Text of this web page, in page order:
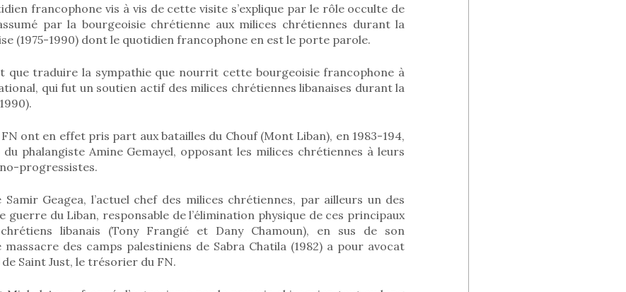
francophone vis à vis de cette visite s’explique par le rôle occulte de
par la bourgeoisie chrétienne aux milices chrétiennes durant la
(1975-1990) dont le quotidien francophone en est le porte parole.
que traduire la sympathie que nourrit cette bourgeoisie francophone à
qui fut un soutien actif des milices chrétiennes libanaises durant la
ont en effet pris part aux batailles du Chouf (Mont Liban), en 1983-194,
phalangiste Amine Gemayel, opposant les milices chrétiennes à leurs
progressistes.
Geagea, l’actuel chef des milices chrétiennes, par ailleurs un des
guerre du Liban, responsable de l’élimination physique de ces principaux
libanais (Tony Frangié et Dany Chamoun), en sus de son
des camps palestiniens de Sabra Chatila (1982) a pour avocat
Saint Just, le trésorier du FN.